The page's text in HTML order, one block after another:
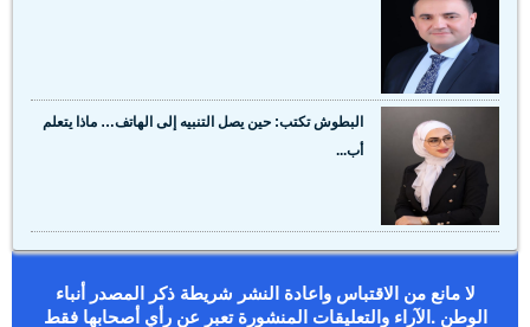
البطوش تكتب: حين يصل التنبيه إلى الهاتف… ماذا يتعلم
أب...
لا مانع من الاقتباس واعادة النشر شريطة ذكر المصدر أنباء
الوطن .الآراء والتعليقات المنشورة تعبر عن رأي أصحابها فقط